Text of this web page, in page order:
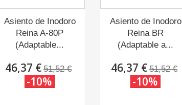
Asiento de Inodoro
Reina A-80P
(Adaptable...
46,37 € 51,52 €
-10%
Asiento de Inodoro
Reina BR
(Adaptable a...
46,37 € 51,52 €
-10%